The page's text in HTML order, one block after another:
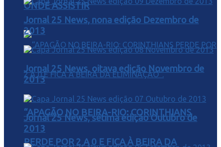
ONDE ASSISTIR
“APAGÃO NO BEIRA-RIO: CORINTHIANS
PERDE POR 2 A 0 E FICA À BEIRA DA
Jornal 25 News, nona edição Dezembro de
2013
Jornal 25 News, oitava edição Novembro de
2013
Jornal 25 News, sétima edição Outubro de
2013